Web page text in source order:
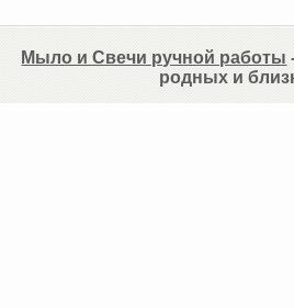
Мыло и Свечи ручной работы
родных и